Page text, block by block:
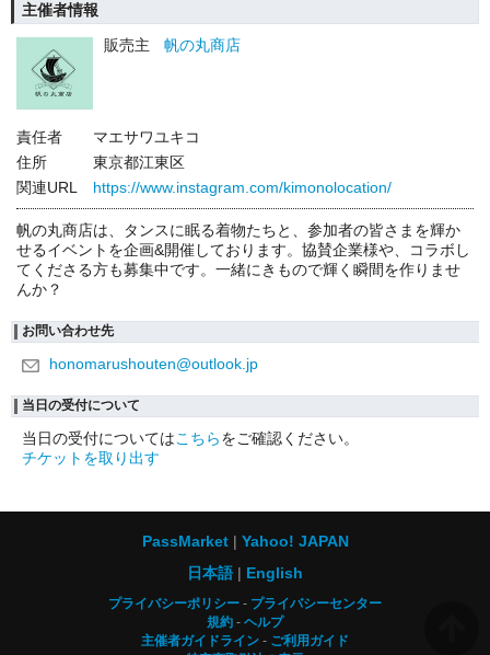
主催者情報
販売主
帆の丸商店
責任者
マエサワユキコ
住所
東京都江東区
関連URL
https://www.instagram.com/kimonolocation/
帆の丸商店は、タンスに眠る着物たちと、参加者の皆さまを輝か
せるイベントを企画&開催しております。協賛企業様や、コラボし
てくださる方も募集中です。一緒にきもので輝く瞬間を作りませ
んか？
お問い合わせ先
honomarushouten@outlook.jp
当日の受付について
当日の受付についてはこちらをご確認ください。
チケットを取り出す
PassMarket
Yahoo! JAPAN
日本語
English
プライバシーポリシー
プライバシーセンター
規約
ヘルプ
主催者ガイドライン
ご利用ガイド